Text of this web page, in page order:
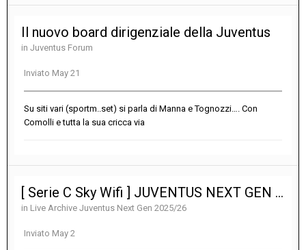
Il nuovo board dirigenziale della Juventus
in Juventus Forum
Inviato May 21
Su siti vari (sportm..set) si parla di Manna e Tognozzi…. Con
Comolli e tutta la sua cricca via
[ Serie C Sky Wifi ] JUVENTUS NEXT GEN - VIS PESARO 2-2
in Live Archive Juventus Next Gen 2025/26
Inviato May 2